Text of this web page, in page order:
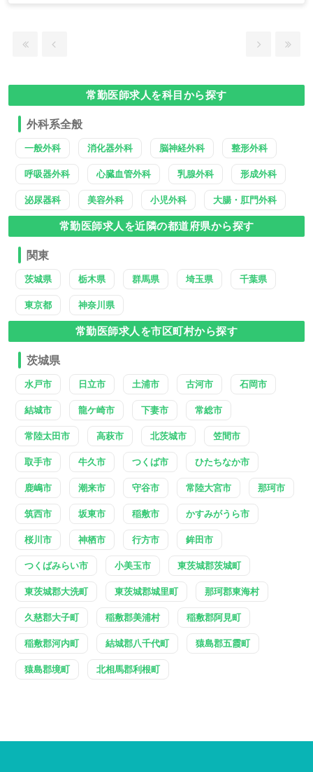
常勤医師求人を科目から探す
外科系全般
一般外科 消化器外科 脳神経外科 整形外科
呼吸器外科 心臓血管外科 乳腺外科 形成外科
泌尿器科 美容外科 小児外科 大腸・肛門外科
常勤医師求人を近隣の都道府県から探す
関東
茨城県 栃木県 群馬県 埼玉県 千葉県
東京都 神奈川県
常勤医師求人を市区町村から探す
茨城県
水戸市 日立市 土浦市 古河市 石岡市
結城市 龍ケ崎市 下妻市 常総市
常陸太田市 高萩市 北茨城市 笠間市
取手市 牛久市 つくば市 ひたちなか市
鹿嶋市 潮来市 守谷市 常陸大宮市 那珂市
筑西市 坂東市 稲敷市 かすみがうら市
桜川市 神栖市 行方市 鉾田市
つくばみらい市 小美玉市 東茨城郡茨城町
東茨城郡大洗町 東茨城郡城里町 那珂郡東海村
久慈郡大子町 稲敷郡美浦村 稲敷郡阿見町
稲敷郡河内町 結城郡八千代町 猿島郡五霞町
猿島郡境町 北相馬郡利根町